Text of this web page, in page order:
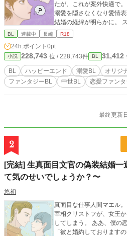
たが、これが案外快適で
溺愛を隠さなくなり愛情
結婚の経緯が明らかに。 ストーリーのテイスト シンプル
★★★★☆ いちゃい
貴族の末男。明るくて素
力貴族の長男。美貌一家
ヴァンとは同級生だった
る。 麦の館……新居の屋
ュの愛馬。芦毛で速そう
BL 連載中 長編 R18
24h.ポイント 0pt
小説 228,743 位 / 228,743件 BL 31,412
BL ハッピーエンド 溺愛BL オリジ
ファンタジーBL
中世BL 恋愛ファンタ
最終更新
2
[完結] 生真面目文官の偽装結婚
て気のせいでしょうか？〜
悠初
真面目な仕事人間マエル
宰相クリストフが、女王
してしまう。 ああ、僕の
「彼と婚約しております